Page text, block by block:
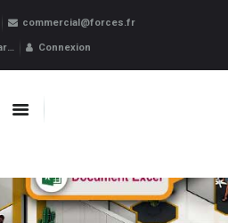
commercial@forces.fr
Connexion
PRO